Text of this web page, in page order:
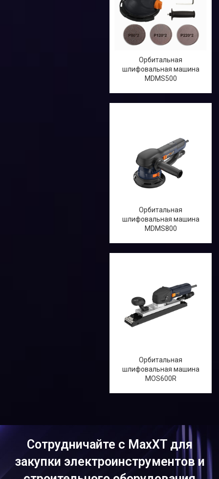
Орбитальная
шлифовальная машина
MDMS500
Орбитальная
шлифовальная машина
MDMS800
Орбитальная
шлифовальная машина
MOS600R
Сотрудничайте с MaxXT для
закупки электроинструментов и